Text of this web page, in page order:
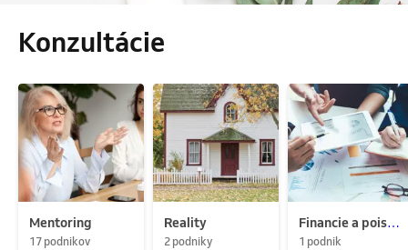
Konzultácie
Mentoring
17 podnikov
Reality
2 podniky
Financie a poistenie
1 podnik